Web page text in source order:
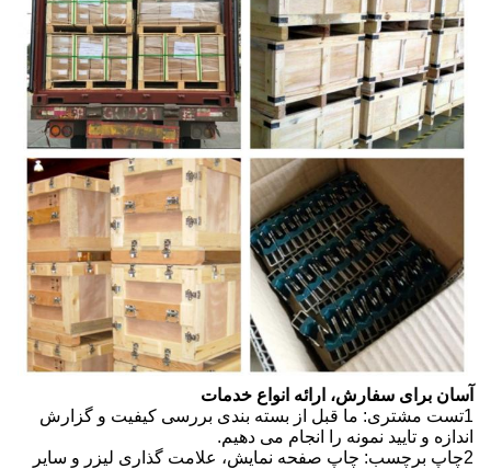
آسان برای سفارش، ارائه انواع خدمات
1تست مشتری: ما قبل از بسته بندی بررسی کیفیت و گزارش
اندازه و تایید نمونه را انجام می دهیم.
2چاپ برچسب: چاپ صفحه نمایش، علامت گذاری لیزر و سایر